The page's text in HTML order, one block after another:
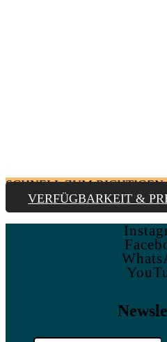
SCHNELL ZUM
VERFÜGBARKEIT &